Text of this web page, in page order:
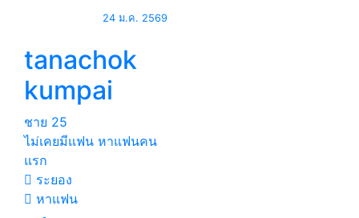
24 ม.ค. 2569
tanachok
kumpai
ชาย 25
ไม่เคยมีแฟน หาแฟนคน
แรก
ระยอง
หาแฟน